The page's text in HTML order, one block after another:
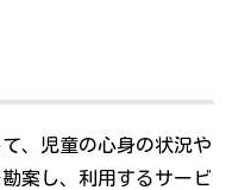
、児童の心身の状況や
案し、利用するサービ